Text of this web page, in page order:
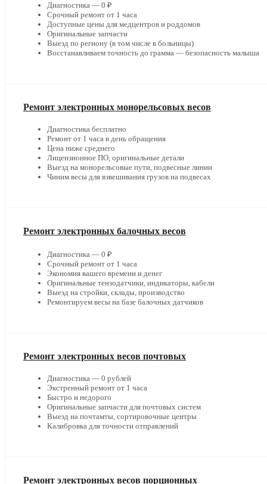
Диагностика — 0 ₽
Срочный ремонт от 1 часа
Доступные цены для медцентров и роддомов
Оригинальные запчасти
Выезд по региону (в том числе в больницы)
Восстанавливаем точность до грамма — безопасность малыша
Ремонт электронных монорельсовых весов
Диагностика бесплатно
Ремонт от 1 часа в день обращения
Цена ниже среднего
Лицензионное ПО, оригинальные детали
Выезд на монорельсовые пути, подвесные линии
Чиним весы для взвешивания грузов на подвесах
Ремонт электронных балочных весов
Диагностика — 0 ₽
Срочный ремонт от 1 часа
Экономия вашего времени и денег
Оригинальные тензодатчики, индикаторы, кабели
Выезд на стройки, склады, производство
Ремонтируем весы на базе балочных датчиков
Ремонт электронных весов почтовых
Диагностика — 0 рублей
Экстренный ремонт от 1 часа
Быстро и недорого
Оригинальные запчасти для почтовых систем
Выезд на почтамты, сортировочные центры
Калибровка для точности отправлений
Ремонт электронных весов порционных